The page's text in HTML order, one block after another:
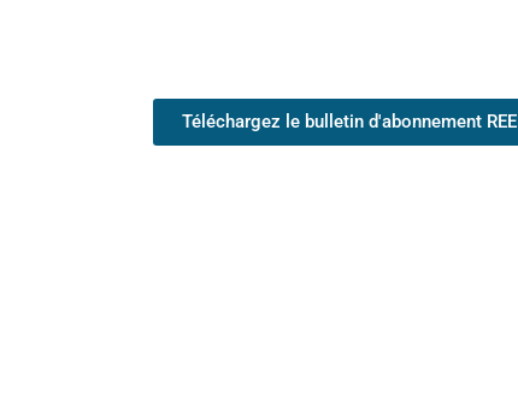
Téléchargez le bulletin d'abonnement REE